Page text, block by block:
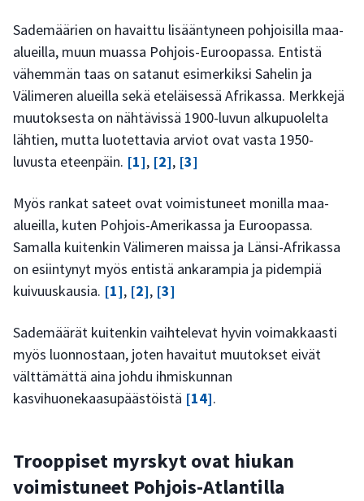
Sademäärien on havaittu lisääntyneen pohjoisilla maa-
alueilla, muun muassa Pohjois-Euroopassa. Entistä
vähemmän taas on satanut esimerkiksi Sahelin ja
Välimeren alueilla sekä eteläisessä Afrikassa. Merkkejä
muutoksesta on nähtävissä 1900-luvun alkupuolelta
lähtien, mutta luotettavia arviot ovat vasta 1950-
luvusta eteenpäin. [1], [2], [3]
Myös rankat sateet ovat voimistuneet monilla maa-
alueilla, kuten Pohjois-Amerikassa ja Euroopassa.
Samalla kuitenkin Välimeren maissa ja Länsi-Afrikassa
on esiintynyt myös entistä ankarampia ja pidempiä
kuivuuskausia. [1], [2], [3]
Sademäärät kuitenkin vaihtelevat hyvin voimakkaasti
myös luonnostaan, joten havaitut muutokset eivät
välttämättä aina johdu ihmiskunnan
kasvihuonekaasupäästöistä [14].
Trooppiset myrskyt ovat hiukan
voimistuneet Pohjois-Atlantilla